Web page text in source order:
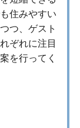
住みやすい
つ、ゲスト
ぞれに注目
を行ってく